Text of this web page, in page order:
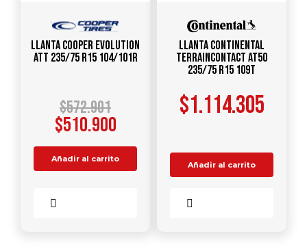
Llanta COOPER Evolution
ATT 235/75 R15 104/101R
$572.901
$510.900
Añadir al carrito
Llanta CONTINENTAL
TerrainContact AT50
235/75 R15 109T
$1.114.305
Añadir al carrito